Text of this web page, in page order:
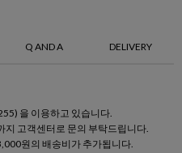
Q AND A DELIVERY
을 이용하고 있습니다.
고객센터로 문의 부탁드립니다.
원의 배송비가 추가됩니다.